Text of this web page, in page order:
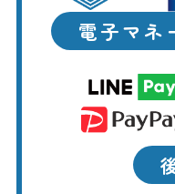
電子マネ